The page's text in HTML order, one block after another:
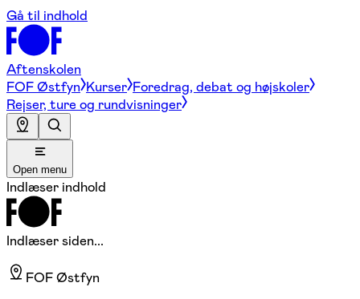
Gå til indhold
Aftenskolen
FOF Østfyn Kurser Foredrag, debat og højskoler
Rejser, ture og rundvisninger
Open menu
Indlæser indhold
Indlæser siden...
FOF Østfyn